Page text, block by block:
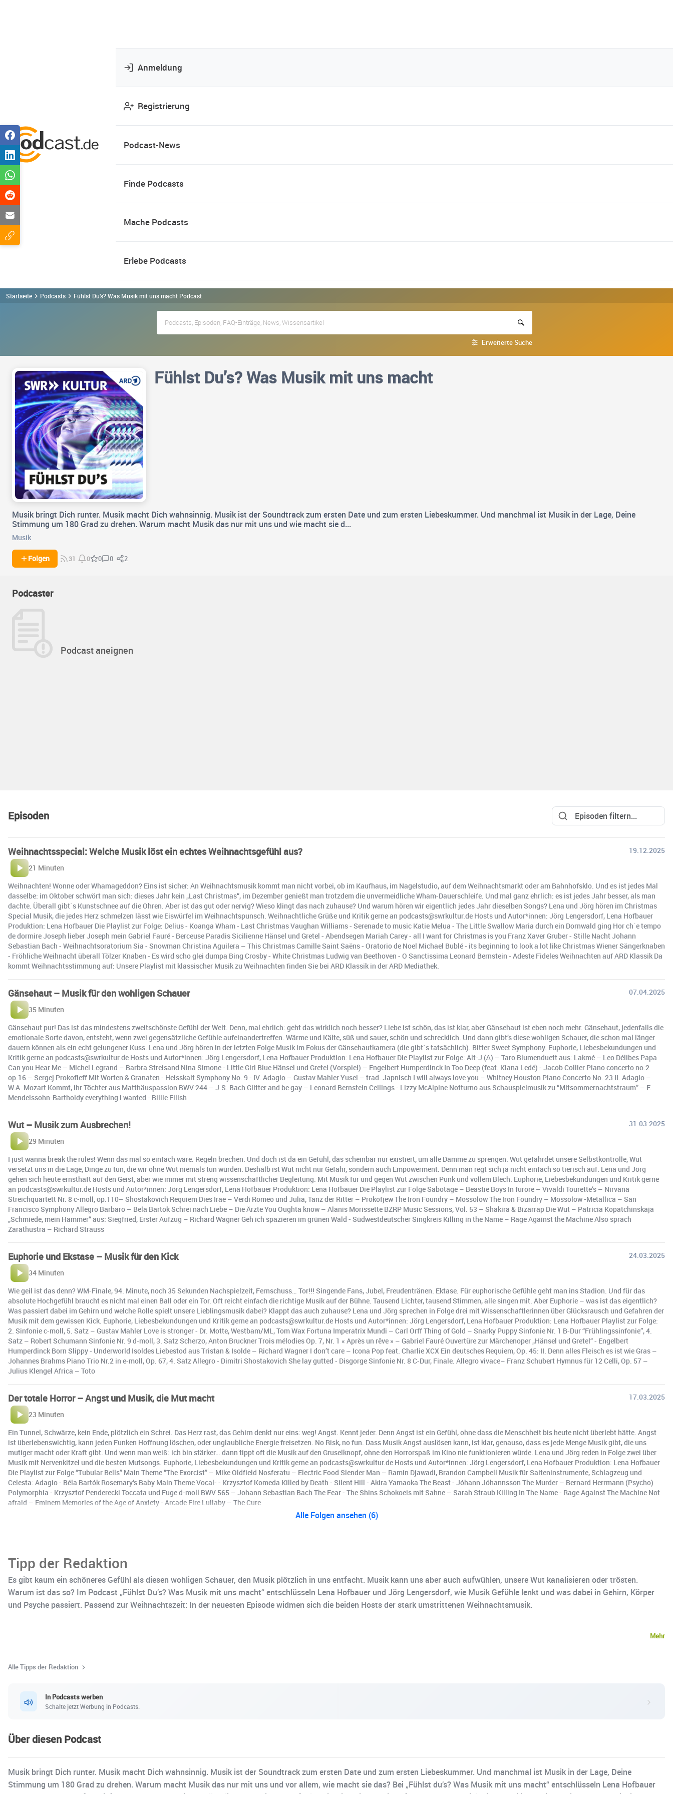
Anmeldung
Registrierung
Podcast-News
Finde Podcasts
Mache Podcasts
Erlebe Podcasts
Startseite Podcasts Fühlst Du’s? Was Musik mit uns macht Podcast
Erweiterte Suche
Fühlst Du’s? Was Musik mit uns macht
Musik bringt Dich runter. Musik macht Dich wahnsinnig. Musik ist der Soundtrack zum ersten Date und zum ersten Liebeskummer. Und manchmal ist Musik in der Lage, Deine
Stimmung um 180 Grad zu drehen. Warum macht Musik das nur mit uns und wie macht sie d...
Musik
Folgen 31 0 0 0 2
Podcaster
Podcast aneignen
Episoden
Weihnachtsspecial: Welche Musik löst ein echtes Weihnachtsgefühl aus?
19.12.2025
21 Minuten
Weihnachten! Wonne oder Whamageddon? Eins ist sicher: An Weihnachtsmusik kommt man nicht vorbei, ob im Kaufhaus, im Nagelstudio, auf dem Weihnachtsmarkt oder am Bahnhofsklo. Und es ist jedes Mal
dasselbe: im Oktober schwört man sich: dieses Jahr kein „Last Christmas“, im Dezember genießt man trotzdem die unvermeidliche Wham-Dauerschleife. Und mal ganz ehrlich: es ist jedes Jahr besser, als man
dachte. Überall gibt´s Kunstschnee auf die Ohren. Aber ist das gut oder nervig? Wieso klingt das nach zuhause? Und warum hören wir eigentlich jedes Jahr dieselben Songs? Lena und Jörg hören im Christmas
Special Musik, die jedes Herz schmelzen lässt wie Eiswürfel im Weihnachtspunsch. Weihnachtliche Grüße und Kritik gerne an podcasts@swrkultur.de Hosts und Autor*innen: Jörg Lengersdorf, Lena Hofbauer
Produktion: Lena Hofbauer Die Playlist zur Folge: Delius - Koanga Wham - Last Christmas Vaughan Williams - Serenade to music Katie Melua - The Little Swallow Maria durch ein Dornwald ging Hor ch´e tempo
de dormire Joseph lieber Joseph mein Gabriel Fauré - Berceuse Paradis Sicilienne Hänsel und Gretel - Abendsegen Mariah Carey - all I want for Christmas is you Franz Xaver Gruber - Stille Nacht Johann
Sebastian Bach - Weihnachtsoratorium Sia - Snowman Christina Aguilera – This Christmas Camille Saint Saëns - Oratorio de Noel Michael Bublé - its beginning to look a lot like Christmas Wiener Sängerknaben
- Fröhliche Weihnacht überall Tölzer Knaben - Es wird scho glei dumpa Bing Crosby - White Christmas Ludwig van Beethoven - O Sanctissima Leonard Bernstein - Adeste Fideles Weihnachten auf ARD Klassik Da
kommt Weihnachtsstimmung auf: Unsere Playlist mit klassischer Musik zu Weihnachten finden Sie bei ARD Klassik in der ARD Mediathek.
Gänsehaut – Musik für den wohligen Schauer
07.04.2025
35 Minuten
Gänsehaut pur! Das ist das mindestens zweitschönste Gefühl der Welt. Denn, mal ehrlich: geht das wirklich noch besser? Liebe ist schön, das ist klar, aber Gänsehaut ist eben noch mehr. Gänsehaut, jedenfalls die
emotionale Sorte davon, entsteht, wenn zwei gegensätzliche Gefühle aufeinandertreffen. Wärme und Kälte, süß und sauer, schön und schrecklich. Und dann gibt’s diese wohligen Schauer, die schon mal länger
dauern können als ein echt gelungener Kuss. Lena und Jörg hören in der letzten Folge Musik im Fokus der Gänsehautkamera (die gibt´s tatsächlich). Bitter Sweet Symphony. Euphorie, Liebesbekundungen und
Kritik gerne an podcasts@swrkultur.de Hosts und Autor*innen: Jörg Lengersdorf, Lena Hofbauer Produktion: Lena Hofbauer Die Playlist zur Folge: Alt-J (∆) – Taro Blumenduett aus: Lakmé – Leo Délibes Papa
Can you Hear Me – Michel Legrand – Barbra Streisand Nina Simone - Little Girl Blue Hänsel und Gretel (Vorspiel) – Engelbert Humperdinck In Too Deep (feat. Kiana Ledé) - Jacob Collier Piano concerto no.2
op.16 – Sergej Prokofieff Mit Worten & Granaten - Heisskalt Symphony No. 9 - IV. Adagio – Gustav Mahler Yusei – trad. Japnisch I will always love you – Whitney Houston Piano Concerto No. 23 II. Adagio –
W.A. Mozart Kommt, ihr Töchter aus Matthäuspassion BWV 244 – J.S. Bach Glitter and be gay – Leonard Bernstein Ceilings - Lizzy McAlpine Notturno aus Schauspielmusik zu “Mitsommernachtstraum” – F.
Mendelssohn-Bartholdy everything i wanted - Billie Eilish
Wut – Musik zum Ausbrechen!
31.03.2025
29 Minuten
I just wanna break the rules! Wenn das mal so einfach wäre. Regeln brechen. Und doch ist da ein Gefühl, das scheinbar nur existiert, um alle Dämme zu sprengen. Wut gefährdet unsere Selbstkontrolle, Wut
versetzt uns in die Lage, Dinge zu tun, die wir ohne Wut niemals tun würden. Deshalb ist Wut nicht nur Gefahr, sondern auch Empowerment. Denn man regt sich ja nicht einfach so tierisch auf. Lena und Jörg
gehen sich heute ernsthaft auf den Geist, aber wie immer mit streng wissenschaftlicher Begleitung. Mit Musik für und gegen Wut zwischen Punk und vollem Blech. Euphorie, Liebesbekundungen und Kritik gerne
an podcasts@swrkultur.de Hosts und Autor*innen: Jörg Lengersdorf, Lena Hofbauer Produktion: Lena Hofbauer Die Playlist zur Folge Sabotage – Beastie Boys In furore – Vivaldi Tourette‘s – Nirvana
Streichquartett Nr. 8 c-moll, op.110– Shostakovich Requiem Dies Irae – Verdi Romeo und Julia, Tanz der Ritter – Prokofjew The Iron Foundry – Mossolow The Iron Foundry – Mossolow -Metallica – San
Francisco Symphony Allegro Barbaro – Bela Bartok Schrei nach Liebe – Die Ärzte You Oughta know – Alanis Morissette BZRP Music Sessions, Vol. 53 – Shakira & Bizarrap Die Wut – Patricia Kopatchinskaja
„Schmiede, mein Hammer“ aus: Siegfried, Erster Aufzug – Richard Wagner Geh ich spazieren im grünen Wald - Südwestdeutscher Singkreis Killing in the Name – Rage Against the Machine Also sprach
Zarathustra – Richard Strauss
Euphorie und Ekstase – Musik für den Kick
24.03.2025
34 Minuten
Wie geil ist das denn? WM-Finale, 94. Minute, noch 35 Sekunden Nachspielzeit, Fernschuss… Tor!!! Singende Fans, Jubel, Freudentränen. Ektase. Für euphorische Gefühle geht man ins Stadion. Und für das
absolute Hochgefühl braucht es nicht mal einen Ball oder ein Tor. Oft reicht einfach die richtige Musik auf der Bühne. Tausend Lichter, tausend Stimmen, alle singen mit. Aber Euphorie – was ist das eigentlich?
Was passiert dabei im Gehirn und welche Rolle spielt unsere Lieblingsmusik dabei? Klappt das auch zuhause? Lena und Jörg sprechen in Folge drei mit Wissenschaftlerinnen über Glücksrausch und Gefahren der
Musik mit dem gewissen Kick. Euphorie, Liebesbekundungen und Kritik gerne an podcasts@swrkultur.de Hosts und Autor*innen: Jörg Lengersdorf, Lena Hofbauer Produktion: Lena Hofbauer Playlist zur Folge:
2. Sinfonie c-moll, 5. Satz – Gustav Mahler Love is stronger - Dr. Motte, Westbam/ML, Tom Wax Fortuna Imperatrix Mundi – Carl Orff Thing of Gold – Snarky Puppy Sinfonie Nr. 1 B-Dur “Frühlingssinfonie”, 4.
Satz – Robert Schumann Sinfonie Nr. 9 d-moll, 3. Satz Scherzo, Anton Bruckner Trois mélodies Op. 7, Nr. 1 « Après un rêve » – Gabriel Fauré Ouvertüre zur Märchenoper „Hänsel und Gretel“ - Engelbert
Humperdinck Born Slippy - Underworld Isoldes Liebestod aus Tristan & Isolde – Richard Wagner I don’t care – Icona Pop feat. Charlie XCX Ein deutsches Requiem, Op. 45: II. Denn alles Fleisch es ist wie Gras –
Johannes Brahms Piano Trio Nr.2 in e-moll, Op. 67, 4. Satz Allegro - Dimitri Shostakovich She lay gutted - Disgorge Sinfonie Nr. 8 C-Dur, Finale. Allegro vivace– Franz Schubert Hymnus für 12 Celli, Op. 57 –
Julius Klengel Africa – Toto
Der totale Horror – Angst und Musik, die Mut macht
17.03.2025
23 Minuten
Ein Tunnel, Schwärze, kein Ende, plötzlich ein Schrei. Das Herz rast, das Gehirn denkt nur eins: weg! Angst. Kennt jeder. Denn Angst ist ein Gefühl, ohne dass die Menschheit bis heute nicht überlebt hätte. Angst
ist überlebenswichtig, kann jeden Funken Hoffnung löschen, oder unglaubliche Energie freisetzen. No Risk, no fun. Dass Musik Angst auslösen kann, ist klar, genauso, dass es jede Menge Musik gibt, die uns
mutiger macht oder Kraft gibt. Und wenn man weiß: ich bin stärker… dann tippt oft die Musik auf den Gruselknopf, ohne den Horrorspaß im Kino nie funktionieren würde. Lena und Jörg reden in Folge zwei über
Musik mit Nervenkitzel und die besten Mutsongs. Euphorie, Liebesbekundungen und Kritik gerne an podcasts@swrkultur.de Hosts und Autor*innen: Jörg Lengersdorf, Lena Hofbauer Produktion: Lena Hofbauer
Die Playlist zur Folge “Tubular Bells” Main Theme “The Exorcist” – Mike Oldfield Nosferatu – Electric Food Slender Man – Ramin Djawadi, Brandon Campbell Musik für Saiteninstrumente, Schlagzeug und
Celesta: Adagio - Béla Bartók Rosemary‘s Baby Main Theme Vocal- - Krzysztof Komeda Killed by Death - Silent Hill - Akira Yamaoka The Beast - Jóhann Jóhannsson The Murder – Bernard Herrmann (Psycho)
Polymorphia - Krzysztof Penderecki Toccata und Fuge d-moll BWV 565 – Johann Sebastian Bach The Fear - The Shins Schokoeis mit Sahne – Sarah Straub Killing In The Name - Rage Against The Machine Not
afraid – Eminem Memories of the Age of Anxiety - Arcade Fire Lullaby – The Cure
Alle Folgen ansehen (6)
Tipp der Redaktion
Es gibt kaum ein schöneres Gefühl als diesen wohligen Schauer, den Musik plötzlich in uns entfacht. Musik kann uns aber auch aufwühlen, unsere Wut kanalisieren oder trösten.
Warum ist das so? Im Podcast „Fühlst Du’s? Was Musik mit uns macht“ entschlüsseln Lena Hofbauer und Jörg Lengersdorf, wie Musik Gefühle lenkt und was dabei in Gehirn, Körper
und Psyche passiert. Passend zur Weihnachtszeit: In der neuesten Episode widmen sich die beiden Hosts der stark umstrittenen Weihnachtsmusik.
Mehr
Alle Tipps der Redaktion
In Podcasts werben
Schalte jetzt Werbung in Podcasts.
Über diesen Podcast
Musik bringt Dich runter. Musik macht Dich wahnsinnig. Musik ist der Soundtrack zum ersten Date und zum ersten Liebeskummer. Und manchmal ist Musik in der Lage, Deine
Stimmung um 180 Grad zu drehen. Warum macht Musik das nur mit uns und vor allem, wie macht sie das? Bei „Fühlst du’s? Was Musik mit uns macht“ entschlüsseln Lena Hofbauer